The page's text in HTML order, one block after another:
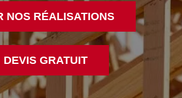
NOS RÉALISATIONS
DEVIS GRATUIT